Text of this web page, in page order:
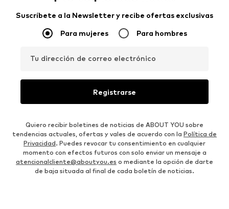
Suscríbete a la Newsletter y recibe ofertas exclusivas
Para mujeres Para hombres
Tu dirección de correo electrónico
Registrarse
Quiero recibir boletines de noticias de ABOUT YOU sobre
tendencias actuales, ofertas y vales de acuerdo con la Política de
Privacidad. Puedes revocar tu consentimiento en cualquier
momento con efectos futuros con solo enviar un mensaje a
atencionalcliente@aboutyou.es o mediante la opción de darte
de baja situada al final de cada boletín de noticias.